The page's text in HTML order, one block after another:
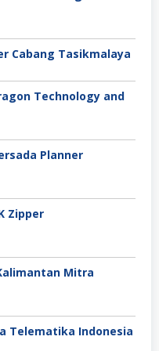
Cabang Tasikmalaya
Technology and
Planner
Zipper
Mitra
Telematika Indonesia